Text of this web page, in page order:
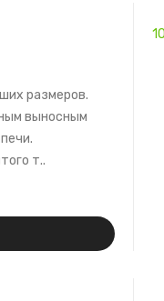
размеров.
выносным
т..